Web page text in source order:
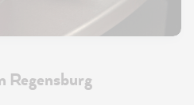
Regensburg